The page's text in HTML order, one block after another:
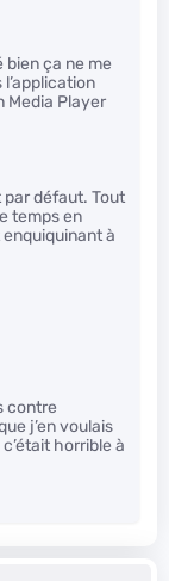
bien ça ne me
l’application
Media Player
par défaut. Tout
temps en
à
contre
j’en voulais
horrible à